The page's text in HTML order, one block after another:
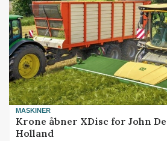
MASKINER
Krone åbner XDisc for John
Holland